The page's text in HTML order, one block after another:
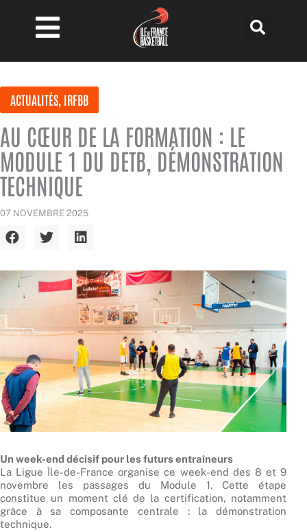
contenu
ACTUALITÉS, IRFBB
AU CŒUR DE LA FORMATION : LE
MODULE 1 DU DETB, DÉMONSTRATION
TECHNIQUE
07 NOVEMBRE 2025
Un week-end décisif pour les futurs entraîneurs
La Ligue Île-de-France organise ce week-end des 8 et 9
novembre les passages du Module 1. Cette étape
constitue un moment clé de la certification, notamment
grâce à sa composante centrale : la démonstration
technique.